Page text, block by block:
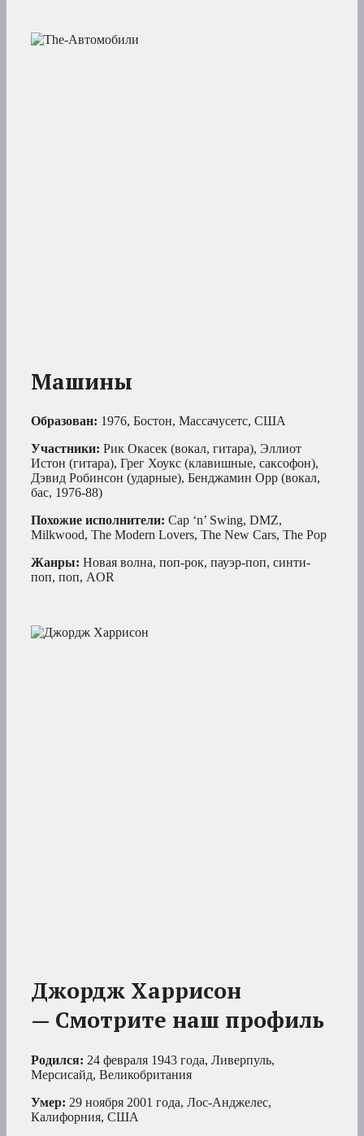
Машины
Образован: 1976, Бостон, Массачусетс, США
Участники: Рик Окасек (вокал, гитара), Эллиот
Истон (гитара), Грег Хоукс (клавишные, саксофон),
Дэвид Робинсон (ударные), Бенджамин Орр (вокал,
бас, 1976-88)
Похожие исполнители: Cap ‘n’ Swing, DMZ,
Milkwood, The Modern Lovers, The New Cars, The Pop
Жанры: Новая волна, поп-рок, пауэр-поп, синти-
поп, поп, AOR
Джордж Харрисон
— Смотрите наш профиль
Родился: 24 февраля 1943 года, Ливерпуль,
Мерсисайд, Великобритания
Умер: 29 ноября 2001 года, Лос-Анджелес,
Калифорния, США